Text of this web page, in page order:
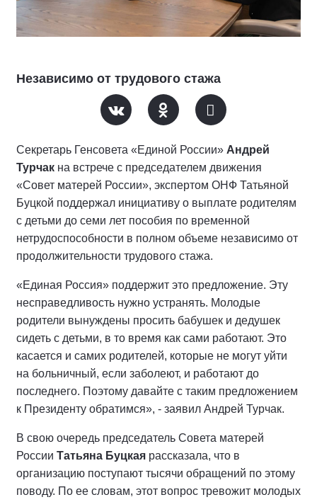
Независимо от трудового стажа
Секретарь Генсовета «Единой России» Андрей
Турчак на встрече с председателем движения
«Совет матерей России», экспертом ОНФ Татьяной
Буцкой поддержал инициативу о выплате родителям
с детьми до семи лет пособия по временной
нетрудоспособности в полном объеме независимо от
продолжительности трудового стажа.
«Единая Россия» поддержит это предложение. Эту
несправедливость нужно устранять. Молодые
родители вынуждены просить бабушек и дедушек
сидеть с детьми, в то время как сами работают. Это
касается и самих родителей, которые не могут уйти
на больничный, если заболеют, и работают до
последнего. Поэтому давайте с таким предложением
к Президенту обратимся», - заявил Андрей Турчак.
В свою очередь председатель Совета матерей
России Татьяна Буцкая рассказала, что в
организацию поступают тысячи обращений по этому
поводу. По ее словам, этот вопрос тревожит молодых